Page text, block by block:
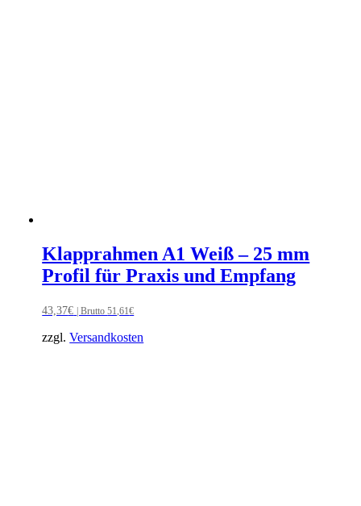
Klapprahmen A1 Weiß – 25 mm
Profil für Praxis und Empfang
43,37€ | Brutto51,61€
zzgl.Versandkosten